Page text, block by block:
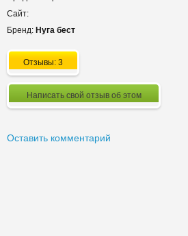
Сайт:
Бренд: Нуга бест
Отзывы: 3
Написать свой отзыв об этом
Оставить комментарий